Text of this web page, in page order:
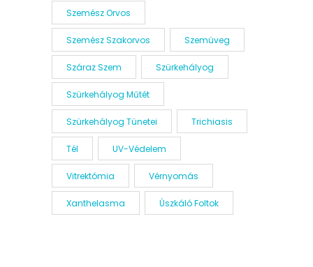
Szemész Orvos
Szemész Szakorvos Szemüveg
Száraz Szem Szürkehályog
Szürkehályog Műtét
Szürkehályog Tünetei Trichiasis
Tél UV-Védelem
Vitrektómia Vérnyomás
Xanthelasma Úszkáló Foltok